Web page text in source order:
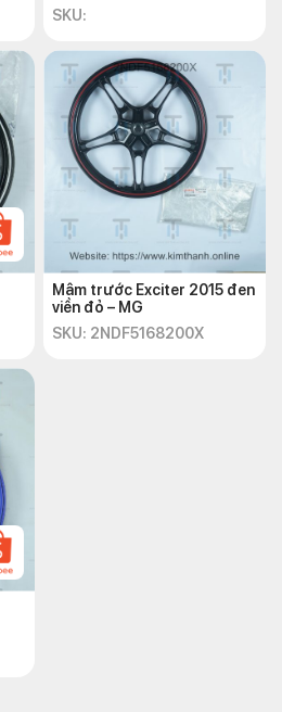
SKU:
Mâm trước Exciter 2015 đen
viền đỏ – MG
SKU: 2NDF5168200X